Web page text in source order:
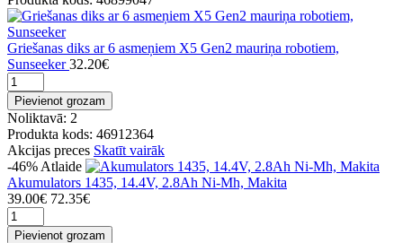
Griešanas diks ar 6 asmeņiem X5 Gen2 mauriņa robotiem,
Sunseeker 32.20€
Pievienot grozam
Noliktavā: 2
Produkta kods: 46912364
Akcijas preces Skatīt vairāk
-46% Atlaide
Akumulators 1435, 14.4V, 2.8Ah Ni-Mh, Makita
39.00€ 72.35€
Pievienot grozam